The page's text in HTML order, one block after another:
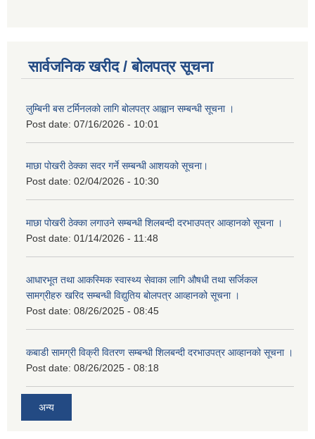
सार्वजनिक खरीद / बोलपत्र सूचना
लुम्बिनी बस टर्मिनलको लागि बोलपत्र आह्वान सम्बन्धी सूचना ।
Post date: 07/16/2026 - 10:01
माछा पोखरी ठेक्का सदर गर्ने सम्बन्धी आशयको सूचना।
Post date: 02/04/2026 - 10:30
माछा पोखरी ठेक्का लगाउने सम्बन्धी शिलबन्दी दरभाउपत्र आव्हानको सूचना ।
Post date: 01/14/2026 - 11:48
आधारभूत तथा आकस्मिक स्वास्थ्य सेवाका लागि औषधी तथा सर्जिकल
सामग्रीहरु खरिद सम्बन्धी विद्युतिय बोलपत्र आव्हानको सूचना ।
Post date: 08/26/2025 - 08:45
कबाडी सामग्री विक्री वितरण सम्बन्धी शिलबन्दी दरभाउपत्र आव्हानको सूचना ।
Post date: 08/26/2025 - 08:18
अन्य